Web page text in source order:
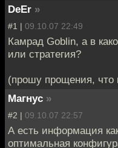
DeEr »
#1 | 09.10.07 22:49
Камрад Goblin, а в
или стратегия?
(прошу прощения, что
Магнус »
#2 | 09.10.07 22:57
А есть информация
оптимальная